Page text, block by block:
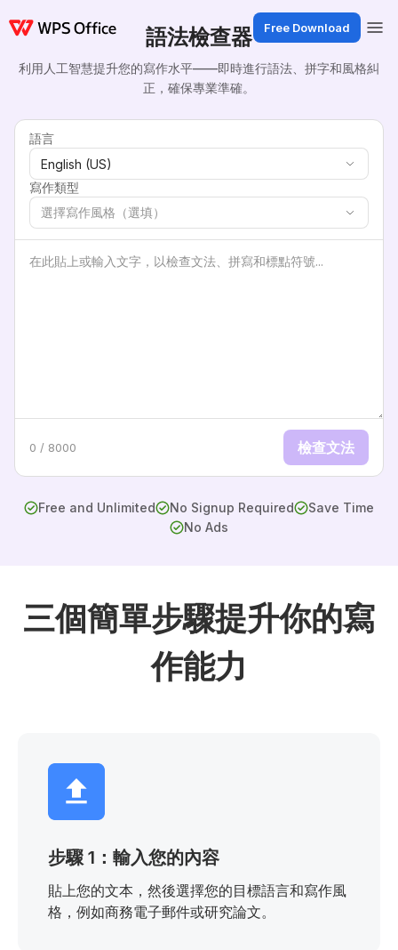
Free Download
語法檢查器
利用人工智慧提升您的寫作水平——即時進行語法、拼字和風格糾
正，確保專業準確。
語言
English (US)
寫作類型
選擇寫作風格（選填）
0 / 8000 檢查文法
Free and Unlimited No Signup Required
Save Time
No Ads
三個簡單步驟提升你的寫
作能力
步驟 1：輸入您的內容
貼上您的文本，然後選擇您的目標語言和寫作風
格，例如商務電子郵件或研究論文。